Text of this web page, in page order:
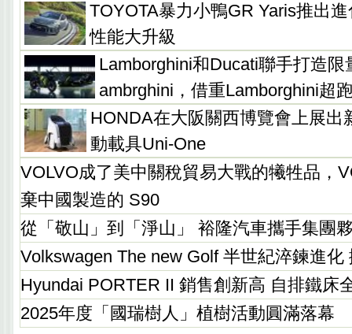
TOYOTA暴力小鴨GR Yaris推出
性能大升級
Lamborghini和Ducati聯手打造
ambrghini，借重Lamborghini超
HONDA在大阪關西博覽會上展出
動載具Uni-One
VOLVO成了美中關稅貿易大戰的犧牲品，
棄中國製造的 S90
從「敬山」到「淨山」 裕隆汽車攜手集團
Volkswagen The new Golf 半世紀淬鍊進化
Hyundai PORTER II 銷售創新高 自排鐵床
2025年度「國瑞樹人」植樹活動圓滿落幕